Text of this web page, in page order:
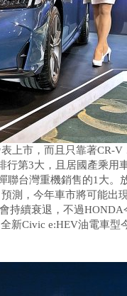
上市，而且只靠著CR-V
行第3大，且居國產乘用
聯台灣重機銷售的1大。
測，今年車市將可能出
持續衰退，不過HONDA
新Civic e:HEV油電車型